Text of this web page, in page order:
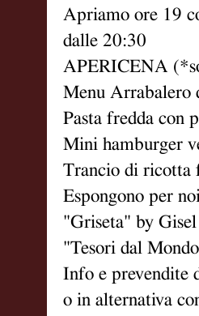
Apriamo ore 19
dalle 20:30
APERICENA
Menu Arrabalero
Pasta fredda con
Mini hamburger
Trancio di ricotta
Espongono per
"Griseta" by
"Tesori dal
Info e prevendite
o in alternativa